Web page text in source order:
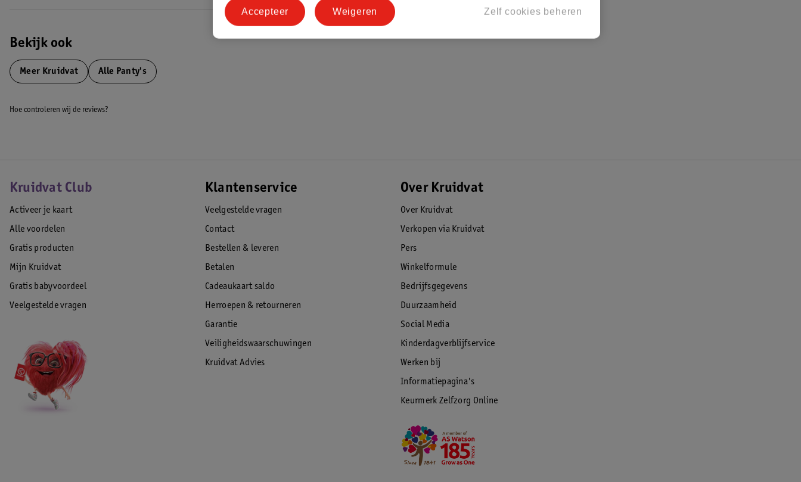
Bekijk ook
Meer Kruidvat Alle Panty's
Hoe controleren wij de reviews?
Kruidvat Club
Activeer je kaart
Alle voordelen
Gratis producten
Mijn Kruidvat
Gratis babyvoordeel
Veelgestelde vragen
Klantenservice
Veelgestelde vragen
Contact
Bestellen & leveren
Betalen
Cadeaukaart saldo
Herroepen & retourneren
Garantie
Veiligheidswaarschuwingen
Kruidvat Advies
Over Kruidvat
Over Kruidvat
Verkopen via Kruidvat
Pers
Winkelformule
Bedrijfsgegevens
Duurzaamheid
Social Media
Kinderdagverblijfservice
Werken bij
Informatiepagina's
Keurmerk Zelfzorg Online
Zelf cookies beheren
Weigeren
Accepteer